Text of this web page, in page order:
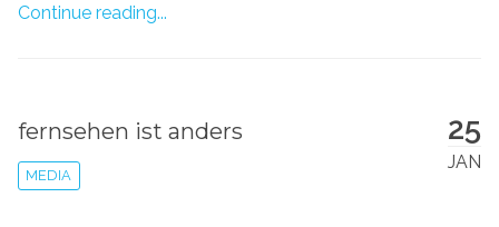
Continue reading...
25
JAN
fernsehen ist anders
MEDIA